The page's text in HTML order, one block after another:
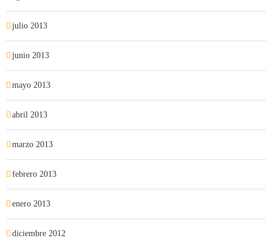
julio 2013
junio 2013
mayo 2013
abril 2013
marzo 2013
febrero 2013
enero 2013
diciembre 2012